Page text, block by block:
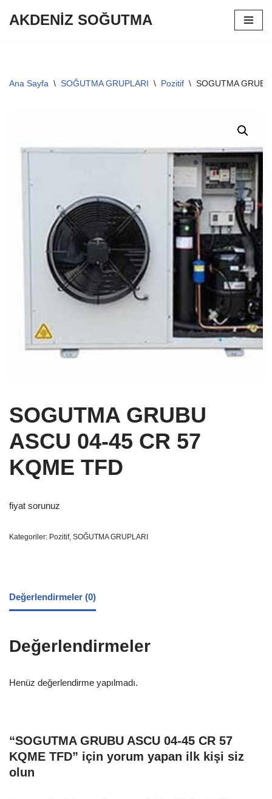
AKDENİZ SOĞUTMA
Ana Sayfa \ SOĞUTMA GRUPLARI \ Pozitif \ SOGUTMA
SOGUTMA GRUBU
ASCU 04-45 CR 57
KQME TFD
fiyat sorunuz
Kategoriler: Pozitif, SOĞUTMA GRUPLARI
Değerlendirmeler (0)
Değerlendirmeler
Henüz değerlendirme yapılmadı.
“SOGUTMA GRUBU ASCU 04-45 CR 57
KQME TFD” için yorum yapan ilk kişi siz
olun